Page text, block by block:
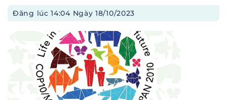
Đăng lúc14:04 Ngày 18/10/2023